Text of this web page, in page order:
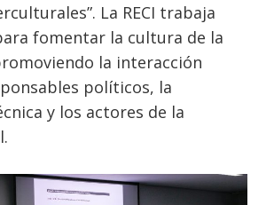
La RECI trabaja
fomentar la cultura de la
la interacción
políticos, la
y los actores de la